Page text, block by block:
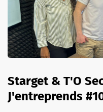
Starget & T'O
J'entreprends